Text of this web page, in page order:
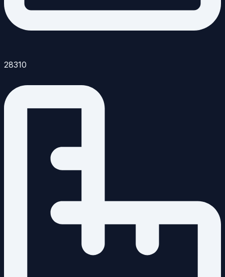
28310